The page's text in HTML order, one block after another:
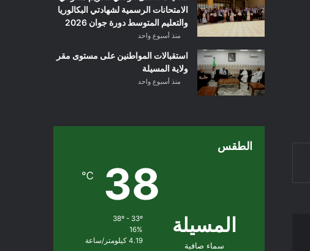
الامتحانات الرسمية لشهادتي البكالوريا
والتعليم المتوسط دورة جوان 2026
منذ أسبوع واحد
استقبالات المواطنين على مستوى مقر
ولاية المسيلة
منذ أسبوع واحد
الطقس
المسيلة
سماء صافية
38
℃
38º - 33º
16%
4.19 كيلومتر/ساعة